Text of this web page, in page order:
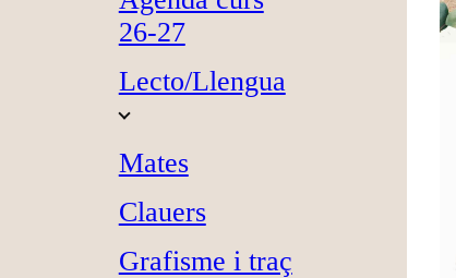
26-27
Lecto/Llengua
Mates
Clauers
Grafisme i traç